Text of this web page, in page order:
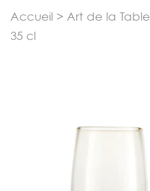
Accueil > Art de la Table
35 cl